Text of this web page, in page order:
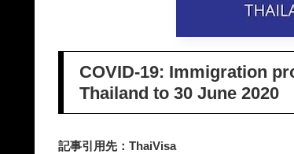
COVID-19: Immigration
Thailand to 30 June 2020
記事引用先：ThaiVisa